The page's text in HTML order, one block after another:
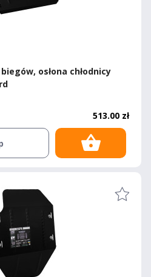
osłona chłodnicy
513.00 zł